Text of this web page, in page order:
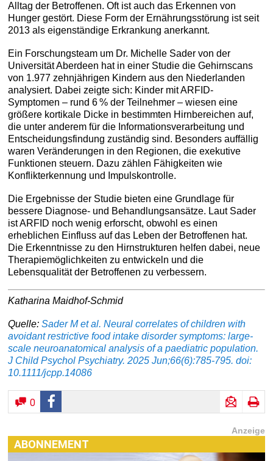
Alltag der Betroffenen. Oft ist auch das Erkennen von
Hunger gestört. Diese Form der Ernährungsstörung ist seit
2013 als eigenständige Erkrankung anerkannt.
Ein Forschungsteam um Dr. Michelle Sader von der
Universität Aberdeen hat in einer Studie die Gehirnscans
von 1.977 zehnjährigen Kindern aus den Niederlanden
analysiert. Dabei zeigte sich: Kinder mit ARFID-
Symptomen – rund 6 % der Teilnehmer – wiesen eine
größere kortikale Dicke in bestimmten Hirnbereichen auf,
die unter anderem für die Informationsverarbeitung und
Entscheidungsfindung zuständig sind. Besonders auffällig
waren Veränderungen in den Regionen, die exekutive
Funktionen steuern. Dazu zählen Fähigkeiten wie
Konflikterkennung und Impulskontrolle.
Die Ergebnisse der Studie bieten eine Grundlage für
bessere Diagnose- und Behandlungsansätze. Laut Sader
ist ARFID noch wenig erforscht, obwohl es einen
erheblichen Einfluss auf das Leben der Betroffenen hat.
Die Erkenntnisse zu den Hirnstrukturen helfen dabei, neue
Therapiemöglichkeiten zu entwickeln und die
Lebensqualität der Betroffenen zu verbessern.
Katharina Maidhof-Schmid
Quelle:Sader M et al. Neural correlates of children with
avoidant restrictive food intake disorder symptoms: large-
scale neuroanatomical analysis of a paediatric population.
J Child Psychol Psychiatry. 2025 Jun;66(6):785-795. doi:
10.1111/jcpp.14086
0
Anzeige
ABONNEMENT